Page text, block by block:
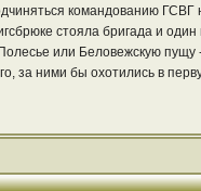
командованию ГСВГ
стояла бригада и
или Беловежскую пущу
за ними бы охотились в